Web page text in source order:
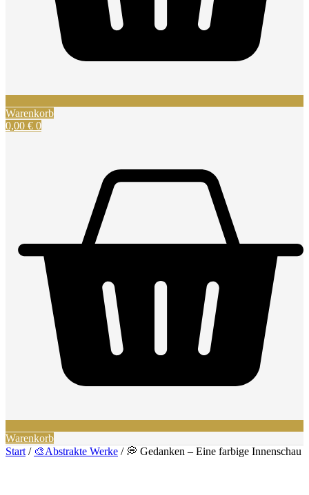
Warenkorb
0,00 € 0
Warenkorb
Start / 🎨Abstrakte Werke / 💭 Gedanken – Eine farbige Innenschau